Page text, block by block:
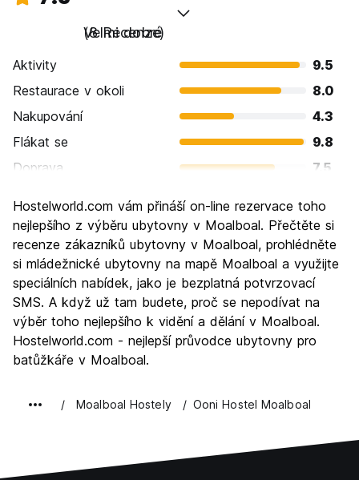
Velmi dobré
(8 Recenze)
Aktivity
9.5
Restaurace v okoli
8.0
Nakupování
4.3
Flákat se
9.8
Doprava
7.5
Kultura
6.3
Noční život
6.0
Hodnota za peníze
8.5
Hostelworld.com vám přináší on-line rezervace toho
nejlepšího z výběru ubytovny v Moalboal. Přečtěte si
recenze zákazníků ubytovny v Moalboal, prohlédněte
si mládežnické ubytovny na mapě Moalboal a využijte
speciálních nabídek, jako je bezplatná potvrzovací
SMS. A když už tam budete, proč se nepodívat na
výběr toho nejlepšího k vidění a dělání v Moalboal.
Hostelworld.com - nejlepší průvodce ubytovny pro
batůžkáře v Moalboal.
Moalboal Hostely Ooni Hostel Moalboal